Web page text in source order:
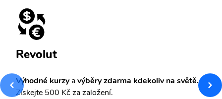
Revolut
Výhodné kurzyavýběry zdarma kdekoliv na světě.
Získejte 500 Kč za založení.